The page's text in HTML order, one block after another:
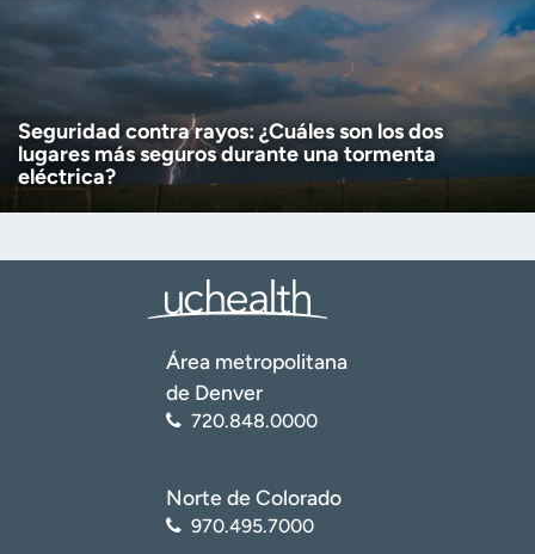
Seguridad contra rayos: ¿Cuáles son los dos
lugares más seguros durante una tormenta
eléctrica?
Área metropolitana
de Denver
720.848.0000
Norte de Colorado
970.495.7000